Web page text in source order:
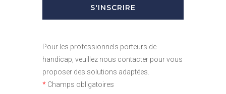
Pour les professionnels porteurs de
handicap, veuillez nous contacter pour vous
proposer des solutions adaptées.
* Champs obligatoires